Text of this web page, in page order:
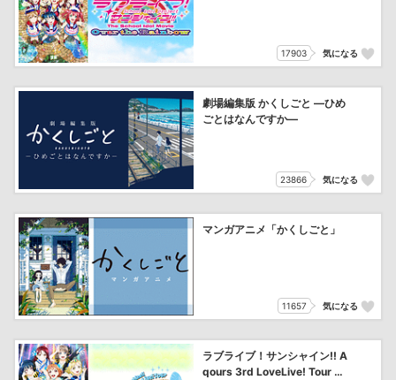
17903 気になる
劇場編集版 かくしごと ―ひめ
ごとはなんですか―
23866 気になる
マンガアニメ「かくしごと」
11657 気になる
ラブライブ！サンシャイン!! A
qours 3rd LoveLive! Tour ～